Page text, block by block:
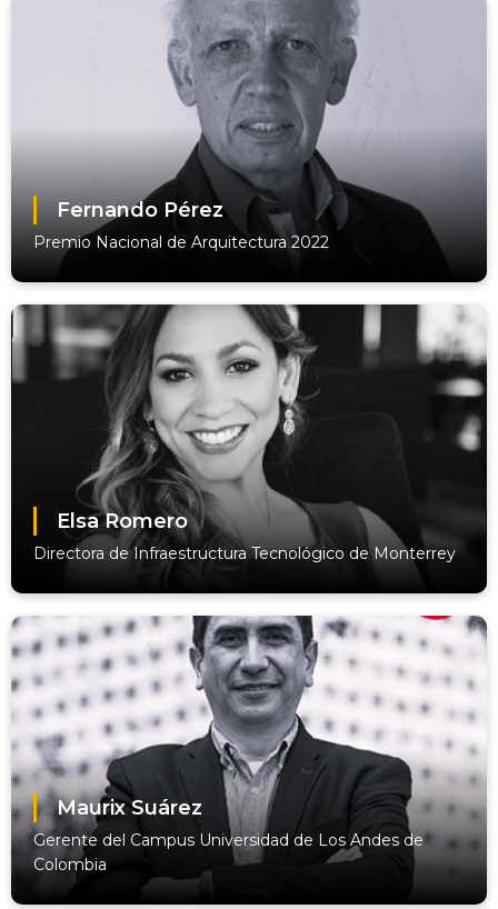
Fernando Pérez
Premio Nacional de Arquitectura 2022
Elsa Romero
Directora de Infraestructura Tecnológico de Monterrey
Maurix Suárez
Gerente del Campus Universidad de Los Andes de
Colombia